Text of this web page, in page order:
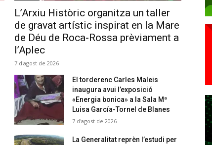
L’Arxiu Històric organitza un taller
de gravat artístic inspirat en la Mare
de Déu de Roca-Rossa prèviament a
l’Aplec
7 d'agost de 2026
El torderenc Carles Maleis
inaugura avui l’exposició
«Energia bonica» a la Sala Mª
Luisa García-Tornel de Blanes
7 d'agost de 2026
La Generalitat reprèn l’estudi per